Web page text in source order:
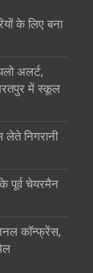
के लिए बना
अलर्ट,
में स्कूल
निगरानी
के पूर्व चेयरमैन
कॉन्फ्रेंस,